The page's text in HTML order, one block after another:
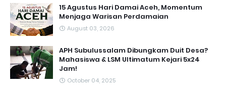
15 Agustus Hari Damai Aceh, Momentum
Menjaga Warisan Perdamaian
August 03, 2026
APH Subulussalam Dibungkam Duit Desa?
Mahasiswa & LSM Ultimatum Kejari 5x24
Jam!
October 04, 2025